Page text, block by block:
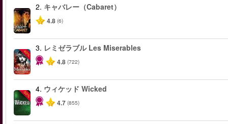
2. キャバレー（Cabaret）
4.8 (6)
-40%
3. レミゼラブル Les Miserables
4.8 (722)
-50%
4. ウィケッド Wicked
4.7 (855)